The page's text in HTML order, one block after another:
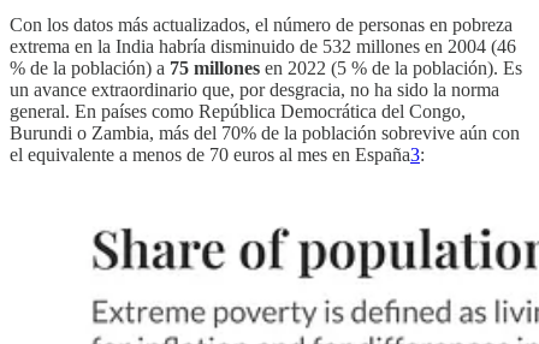
Con los datos más actualizados, el número de personas en pobreza
extrema en la India habría disminuido de 532 millones en 2004 (46
% de la población) a 75 millones en 2022 (5 % de la población). Es
un avance extraordinario que, por desgracia, no ha sido la norma
general. En países como República Democrática del Congo,
Burundi o Zambia, más del 70% de la población sobrevive aún con
el equivalente a menos de 70 euros al mes en España3: